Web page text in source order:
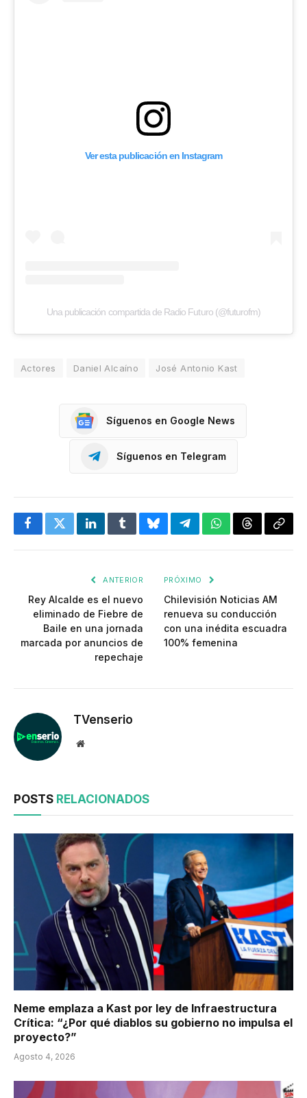
Ver esta publicación en Instagram
Una publicación compartida de Radio Futuro (@futurofm)
Actores Daniel Alcaíno José Antonio Kast
Síguenos en Google News
Síguenos en Telegram
FacebookTwitterLinkedInTumblrBlueskyTelegramWhatsApp
Threads
ANTERIOR
Rey Alcalde es el nuevo
eliminado de Fiebre de
Baile en una jornada
marcada por anuncios de
repechaje
PRÓXIMO
Chilevisión Noticias AM
renueva su conducción
con una inédita escuadra
100% femenina
TVenserio
Website
POSTS RELACIONADOS
Neme emplaza a Kast por ley de Infraestructura
Crítica: “¿Por qué diablos su gobierno no impulsa el
proyecto?”
Agosto 4, 2026